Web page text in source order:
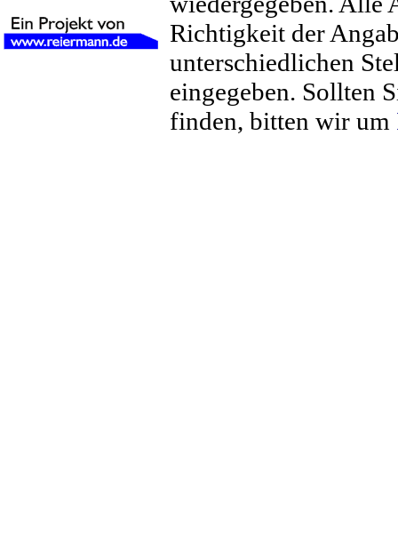
Richtigkeit der
unterschiedlichen
eingegeben. Sollten
finden, bitten wir um